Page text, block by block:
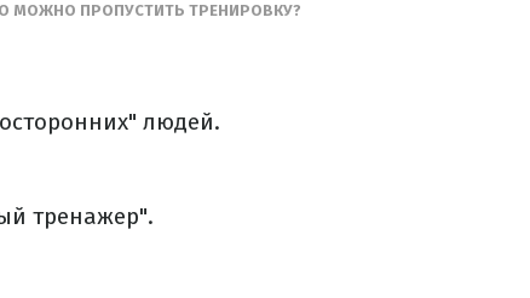
МОЖНО ПРОПУСТИТЬ ТРЕНИРОВКУ?
людей.
тренажер".